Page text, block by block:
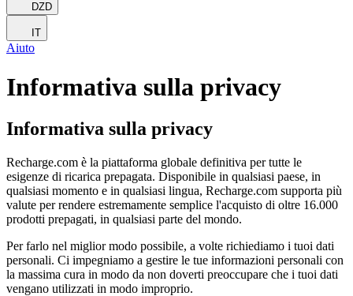
DZD
IT
Aiuto
Informativa sulla privacy
Informativa sulla privacy
Recharge.com è la piattaforma globale definitiva per tutte le
esigenze di ricarica prepagata. Disponibile in qualsiasi paese, in
qualsiasi momento e in qualsiasi lingua, Recharge.com supporta più
valute per rendere estremamente semplice l'acquisto di oltre 16.000
prodotti prepagati, in qualsiasi parte del mondo.
Per farlo nel miglior modo possibile, a volte richiediamo i tuoi dati
personali. Ci impegniamo a gestire le tue informazioni personali con
la massima cura in modo da non doverti preoccupare che i tuoi dati
vengano utilizzati in modo improprio.